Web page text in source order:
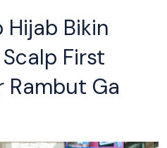
Bikin
First
Rambut Ga